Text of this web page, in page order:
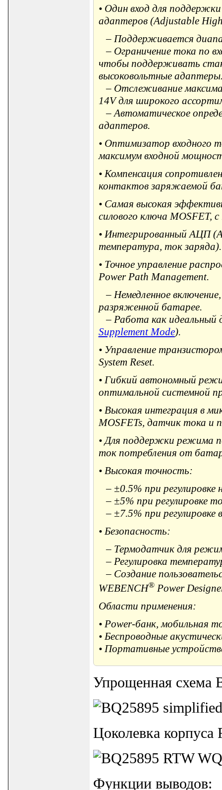
• Один вход для
адаптеров (Adjustable
– Поддерживается
– Ограничение тока по
чтобы поддерживать
высоковольтные
– Отслеживание
14V для широкого
– Автоматическое
адаптеров.
• Оптимизатор входного
максимум входной
• Компенсация
контактов заряжаемой
• Самая высокая
силового ключа MOSFET,
• Интегрированный АЦП
температура, ток заряда).
• Точное управление
Power Path Management.
– Немедленное
разряженной батарее.
– Работа как
Supplement Mode).
• Управление
System Reset.
• Гибкий автономный
оптимальной системной
• Высокая интеграция в
MOSFETs, датчик тока и
• Для поддержки режима
ток потребления от
• Высокая точность:
– ±0.5% при
– ±5% при регулировке
– ±7.5% при регулировке
• Безопасность:
– Термодатчик для
– Регулировка
– Создание
WEBENCH®Power
Области применения:
• Power-банк, мобильная
• Беспроводные
• Портативные
Упрощенная схема
Цоколевка
Функции выводов: